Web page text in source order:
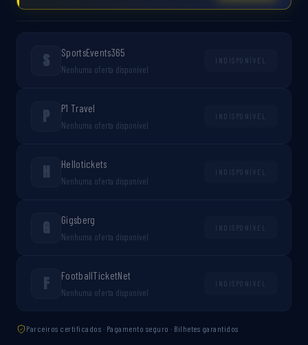
S SportsEvents365
Nenhuma oferta disponível
INDISPONÍVEL
P P1 Travel
Nenhuma oferta disponível
INDISPONÍVEL
H Hellotickets
Nenhuma oferta disponível
INDISPONÍVEL
G Gigsberg
Nenhuma oferta disponível
INDISPONÍVEL
F FootballTicketNet
Nenhuma oferta disponível
INDISPONÍVEL
Parceiros certificados · Pagamento seguro · Bilhetes garantidos